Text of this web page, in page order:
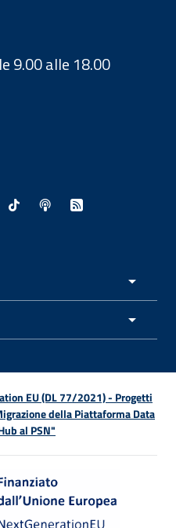
9.00 alle 18.00
Apertura in nuova finestra
in nuova finestra
esterno - Apertura in
- Sito esterno - Apertura in
- Sito esterno -
TikTok - Sito esterno -
Spreaker - Sito
Feed RSS -
EU (DL 77/2021) - Progetti
della Piattaforma Data
al PSN"